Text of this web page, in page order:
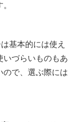
基本的には使え
いづらいものもあ
ので、選ぶ際には